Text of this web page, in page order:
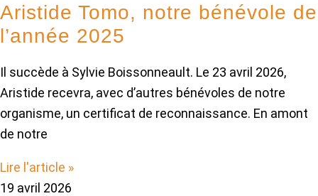
Aristide Tomo, notre bénévole de
l’année 2025
Il succède à Sylvie Boissonneault. Le 23 avril 2026,
Aristide recevra, avec d’autres bénévoles de notre
organisme, un certificat de reconnaissance. En amont
de notre
Lire l'article »
19 avril 2026